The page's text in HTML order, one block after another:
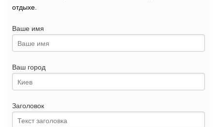
отдыхе.
Ваше имя
Ваш город
Заголовок